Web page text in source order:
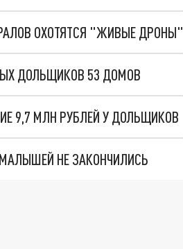
ОХОТЯТСЯ "ЖИВЫЕ ДРОНЫ"
ДОЛЬЩИКОВ 53 ДОМОВ
9,7 МЛН РУБЛЕЙ У ДОЛЬЩИКОВ
НЕ ЗАКОНЧИЛИСЬ